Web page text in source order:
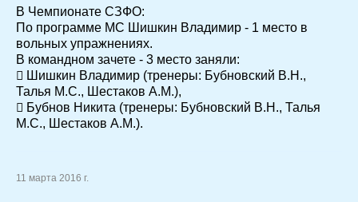
В Чемпионате СЗФО:
По программе МС Шишкин Владимир - 1 место в
вольных упражнениях.
В командном зачете - 3 место заняли:
 Шишкин Владимир (тренеры: Бубновский В.Н.,
Талья М.С., Шестаков А.М.),
 Бубнов Никита (тренеры: Бубновский В.Н., Талья
М.С., Шестаков А.М.).
11 марта 2016 г.